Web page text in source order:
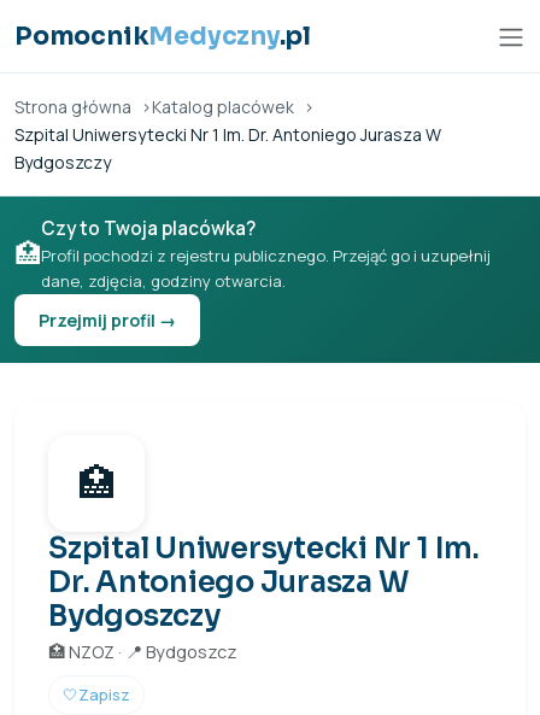
PomocnikMedyczny.pl
Strona główna
Katalog placówek
Szpital Uniwersytecki Nr 1 Im. Dr. Antoniego Jurasza W
Bydgoszczy
🏥
Czy to Twoja placówka?
Profil pochodzi z rejestru publicznego. Przejąć go i uzupełnij
dane, zdjęcia, godziny otwarcia.
Przejmij profil →
🏥
Szpital Uniwersytecki Nr 1 Im.
Dr. Antoniego Jurasza W
Bydgoszczy
🏥 NZOZ · 📍 Bydgoszcz
🤍Zapisz